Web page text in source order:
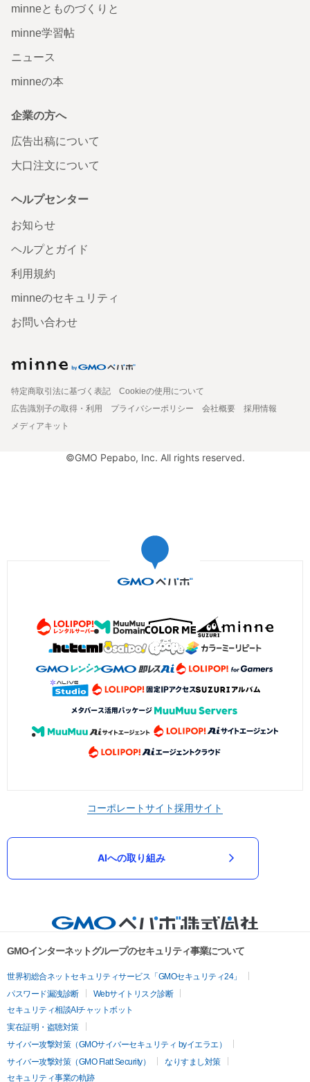
minneとものづくりと
minne学習帖
ニュース
minneの本
企業の方へ
広告出稿について
大口注文について
ヘルプセンター
お知らせ
ヘルプとガイド
利用規約
minneのセキュリティ
お問い合わせ
特定商取引法に基づく表記
Cookieの使用について
広告識別子の取得・利用
プライバシーポリシー 会社概要
採用情報
メディアキット
©GMO Pepabo, Inc. All rights reserved.
コーポレートサイト採用サイト
AIへの取り組み
GMOインターネットグループのセキュリティ事業について
世界初総合ネットセキュリティサービス「GMOセキュリティ24」
パスワード漏洩診断
Webサイトリスク診断
セキュリティ相談AIチャットボット
実在証明・盗聴対策
サイバー攻撃対策（GMOサイバーセキュリティ byイエラエ）
サイバー攻撃対策（GMO Flatt Security）
なりすまし対策
セキュリティ事業の軌跡